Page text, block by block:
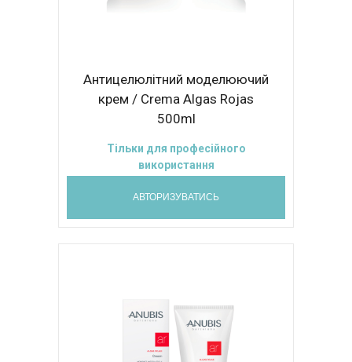
Антицелюлітний моделюючий
крем / Crema Algas Rojas
500ml
Тільки для професійного
використання
АВТОРИЗУВАТИСЬ